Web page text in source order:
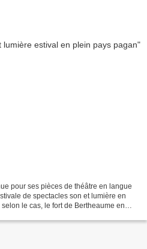
pour ses pièces de théâtre en langue
de spectacles son et lumière en
le cas, le fort de Bertheaume en